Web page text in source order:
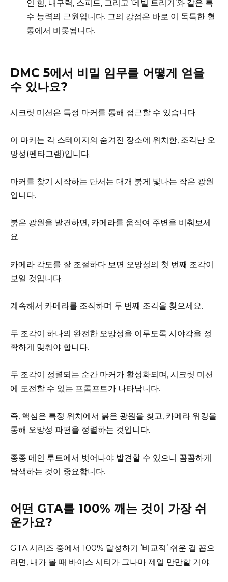
인 힘, 내구력, 스피드, 그리고 ‘데빌 트리거’와 같은 특
수 능력의 근원입니다. 그의 강점은 바로 이 독특한 혈
통에서 비롯됩니다.
DMC 5에서 비밀 임무를 어떻게 얻을
수 있나요?
시크릿 미션은 특정 마커를 통해 접근할 수 있습니다.
이 마커는 각 스테이지의 숨겨진 장소에 위치한, 조각난 오
망성(펜타그램)입니다.
마커를 찾기 시작하는 단서는 대개 붉게 빛나는 작은 광원
입니다.
붉은 광원을 발견하면, 카메라를 움직여 주변을 비춰보세
요.
카메라 각도를 잘 조절하다 보면 오망성의 첫 번째 조각이
보일 것입니다.
계속해서 카메라를 조작하며 두 번째 조각을 찾으세요.
두 조각이 하나의 완전한 오망성을 이루도록 시야각을 정
확하게 맞춰야 합니다.
두 조각이 정렬되는 순간 마커가 활성화되며, 시크릿 미션
에 도전할 수 있는 프롬프트가 나타납니다.
즉, 핵심은 특정 위치에서 붉은 광원을 찾고, 카메라 워킹을
통해 오망성 파편을 정렬하는 것입니다.
종종 메인 루트에서 벗어나야 발견할 수 있으니 꼼꼼하게
탐색하는 것이 중요합니다.
어떤 GTA를 100% 깨는 것이 가장 쉬
운가요?
GTA 시리즈 중에서 100% 달성하기 ‘비교적’ 쉬운 걸 꼽으
라면, 내가 볼 때 바이스 시티가 그나마 제일 만만할 거야.